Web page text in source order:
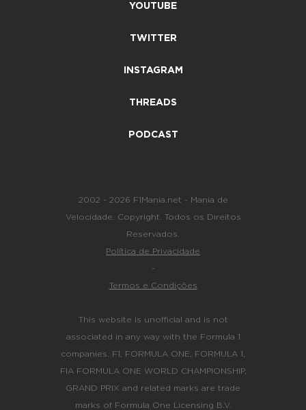
YOUTUBE
TWITTER
INSTAGRAM
THREADS
PODCAST
2002 - 2026 F1Mania.net - Mania de
Velocidade. Copyright. Todos os Direitos
Reservados.
Política de Privacidade
-
Termos e Condições
This website is unofficial and is not
associated in any way with the Formula 1
companies. F1, FORMULA ONE, FORMULA 1,
FIA FORMULA ONE WORLD CHAMPIONSHIP,
GRAND PRIX and related marks are trade
marks of Formula One Licensing B.V.